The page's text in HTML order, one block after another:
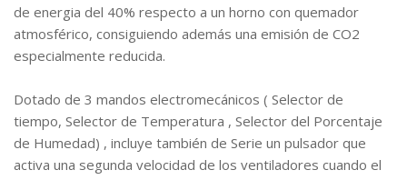
de energia del 40% respecto a un horno con quemador
atmosférico, consiguiendo además una emisión de CO2
especialmente reducida.
Dotado de 3 mandos electromecánicos ( Selector de
tiempo, Selector de Temperatura , Selector del Porcentaje
de Humedad) , incluye también de Serie un pulsador que
activa una segunda velocidad de los ventiladores cuando el